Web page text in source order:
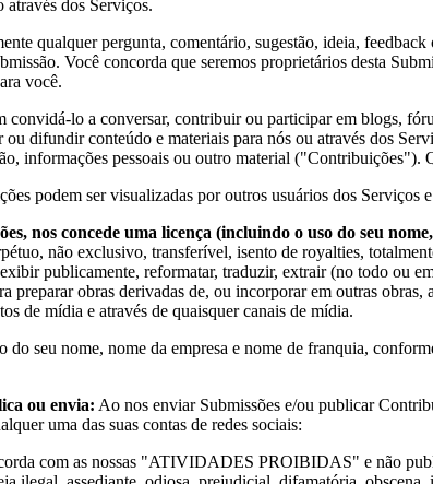
dos Serviços.
qualquer pergunta, comentário, sugestão, ideia,
Você concorda que seremos proprietários desta
você.
convidá-lo a conversar, contribuir ou participar em blogs,
difundir conteúdo e materiais para nós ou através dos
informações pessoais ou outro material
podem ser visualizadas por outros usuários dos Serviços
nos concede uma licença (incluindo o uso do seu
não exclusivo, transferível, isento de royalties,
publicamente, reformatar, traduzir, extrair (no todo ou
obras derivadas de, ou incorporar em outras
de mídia e através de quaisquer canais de mídia.
do seu nome, nome da empresa e nome de franquia,
ou envia: Ao nos enviar Submissões e/ou publicar
uma das suas contas de redes sociais:
com as nossas "ATIVIDADES PROIBIDAS" e não